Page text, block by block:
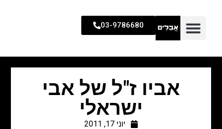
03-9786680
אביו ז"ל של אבי
ישראלי
יוני 17, 2011